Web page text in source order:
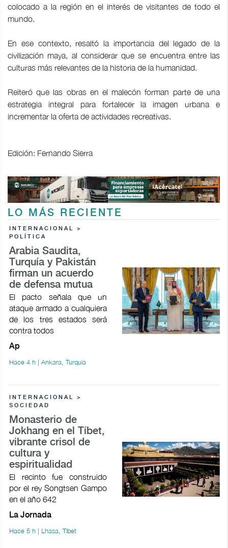
colocado a la región en el interés de visitantes de todo el
mundo.
En ese contexto, resaltó la importancia del legado de la
civilización maya, al considerar que se encuentra entre las
culturas más relevantes de la historia de la humanidad.
Reiteró que las obras en el malecón forman parte de una
estrategia integral para fortalecer la imagen urbana e
incrementar la oferta de actividades recreativas.
Edición: Fernando Sierra
LO MÁS RECIENTE
INTERNACIONAL >
POLÍTICA
Arabia Saudita,
Turquía y Pakistán
firman un acuerdo
de defensa mutua
El pacto señala que un
ataque armado a cualquiera
de los tres estados será
contra todos
Ap
Hace 4 h | Ankara, Turquía
INTERNACIONAL >
SOCIEDAD
Monasterio de
Jokhang en el Tíbet,
vibrante crisol de
cultura y
espiritualidad
El recinto fue construido
por el rey Songtsen Gampo
en el año 642
La Jornada
Hace 5 h | Lhasa, Tíbet